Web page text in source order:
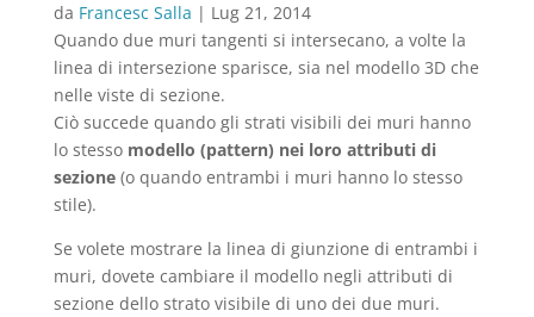
da Francesc Salla | Lug 21, 2014
Quando due muri tangenti si intersecano, a volte la
linea di intersezione sparisce, sia nel modello 3D che
nelle viste di sezione.
Ciò succede quando gli strati visibili dei muri hanno
lo stesso modello (pattern) nei loro attributi di
sezione(o quando entrambi i muri hanno lo stesso
stile).
Se volete mostrare la linea di giunzione di entrambi i
muri, dovete cambiare il modello negli attributi di
sezione dello strato visibile di uno dei due muri.